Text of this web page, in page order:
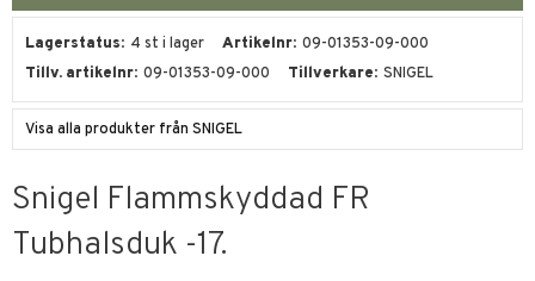
Lagerstatus 4 st i lager Artikelnr 09-01353-09-000
Tillv. artikelnr 09-01353-09-000 Tillverkare SNIGEL
Visa alla produkter från SNIGEL
Snigel Flammskyddad FR
Tubhalsduk -17.